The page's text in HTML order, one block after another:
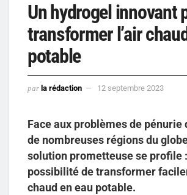
Un hydrogel innovant
transformer l’air
potable
par la rédaction 12 septembre 2023
Face aux problèmes de pénurie
de nombreuses régions du
solution prometteuse se profile
possibilité de transformer
chaud en eau potable.